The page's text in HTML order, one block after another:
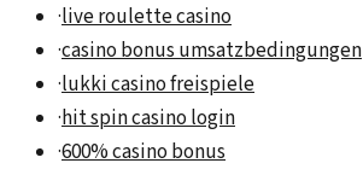
·live roulette casino
·casino bonus umsatzbedingungen
·lukki casino freispiele
·hit spin casino login
·600% casino bonus